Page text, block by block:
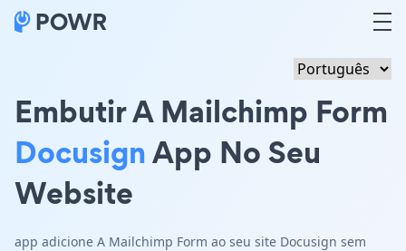
Embutir A Mailchimp Form
DocusignApp No Seu
Website
app adicione A Mailchimp Form ao seu site Docusign sem